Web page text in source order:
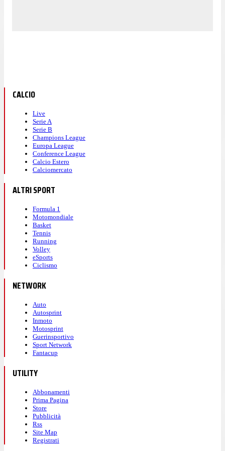
CALCIO
Live
Serie A
Serie B
Champions League
Europa League
Conference League
Calcio Estero
Calciomercato
ALTRI SPORT
Formula 1
Motomondiale
Basket
Tennis
Running
Volley
eSports
Ciclismo
NETWORK
Auto
Autosprint
Inmoto
Motosprint
Guerinsportivo
Sport Network
Fantacup
UTILITY
Abbonamenti
Prima Pagina
Store
Pubblicità
Rss
Site Map
Registrati